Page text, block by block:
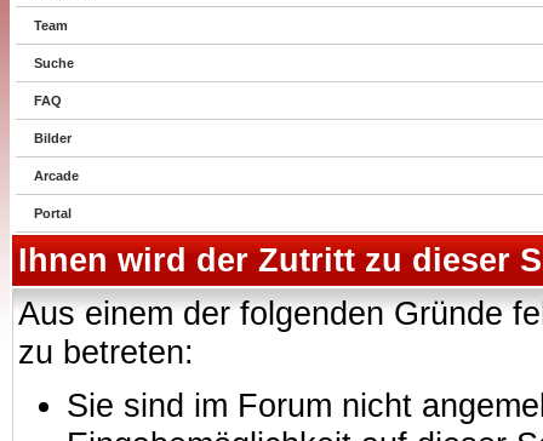
Team
Suche
FAQ
Bilder
Arcade
Portal
Ihnen wird der Zutritt zu dieser
Aus einem der folgenden Gründe
zu betreten:
Sie sind im Forum nicht